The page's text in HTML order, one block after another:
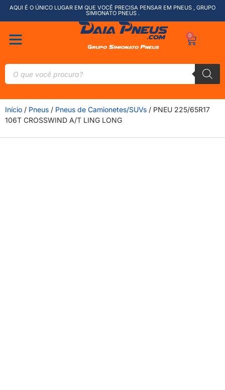
AQUI É O ÚNICO LUGAR EM QUE VOCÊ PRECISA PENSAR EM PNEUS , GRUPO
SIMIONATO PNEUS .
0
Início / Pneus / Pneus de Camionetes/SUVs / PNEU 225/65R17
106T CROSSWIND A/T LING LONG